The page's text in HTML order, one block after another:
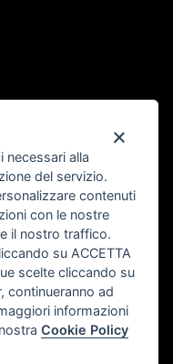
necessari alla
del servizio.
contenuti
con le nostre
il nostro traffico.
su ACCETTA
scelte cliccando su
continueranno ad
informazioni
Cookie Policy